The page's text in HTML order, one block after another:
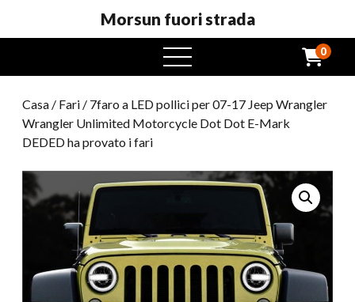
Morsun fuori strada
Menu
aperto
0
Casa / Fari / 7faro a LED pollici per 07-17 Jeep Wrangler
Wrangler Unlimited Motorcycle Dot Dot E-Mark
DEDED ha provato i fari